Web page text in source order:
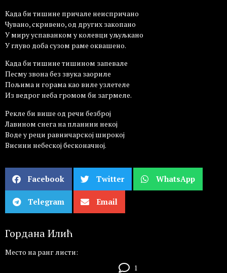
Када би тишине причале неиспричано
Чувано, скривено, од других закопано
У миру успаванком у колевци уљуљкано
У глуво доба сузом раме оквашено.
Када би тишине тишином запевале
Песму звона без звука заориле
Пољима и горама као виле узлетеле
Из ведрог неба громом би загрмеле.
Рекле би више од речи безброј
Лавином снега на планини некој
Воде у реци равничарској широкој
Висини небеској бесконачној.
Facebook Twitter WhatsApp
Telegram Email
Гордана Илић
Место на ранг листи:
1